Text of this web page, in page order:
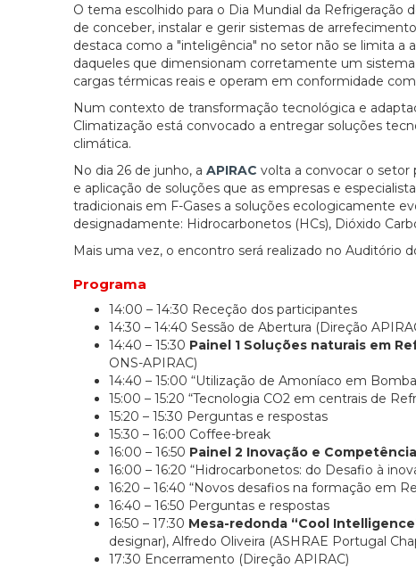
O tema escolhido para o Dia Mundial da Refrigeração
de conceber, instalar e gerir sistemas de
destaca como a "inteligência" no setor não se limita a
daqueles que dimensionam corretamente um
cargas térmicas reais e operam em conformidade
Num contexto de transformação tecnológica e
Climatização está convocado a entregar soluções
climática.
No dia 26 de junho, a APIRAC volta a convocar o setor
e aplicação de soluções que as empresas e
tradicionais em F-Gases a soluções ecologicamente
designadamente: Hidrocarbonetos (HCs), Dióxido
Mais uma vez, o encontro será realizado no Auditório
Programa
14:00 – 14:30 Receção dos participantes
14:30 – 14:40 Sessão de Abertura (Direção
14:40 – 15:30 Painel 1 Soluções naturais em
ONS-APIRAC)
14:40 – 15:00 “Utilização de Amoníaco em
15:00 – 15:20 “Tecnologia CO2 em centrais de
15:20 – 15:30 Perguntas e respostas
15:30 – 16:00 Coffee-break
16:00 – 16:50 Painel 2 Inovação e
16:00 – 16:20 “Hidrocarbonetos: do Desafio à
16:20 – 16:40 “Novos desafios na formação em
16:40 – 16:50 Perguntas e respostas
16:50 – 17:30 Mesa-redonda “Cool
designar), Alfredo Oliveira (ASHRAE Portugal
17:30 Encerramento (Direção APIRAC)